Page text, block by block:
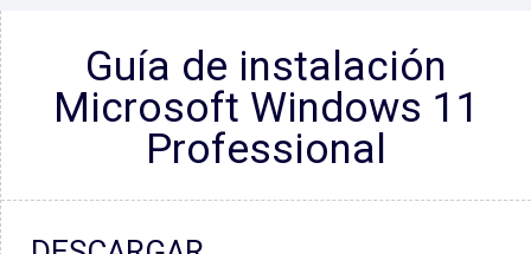
Guía de instalación
Microsoft Windows 11
Professional